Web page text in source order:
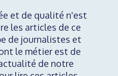
et de qualité n'est
les articles de ce
de journalistes et
le métier est de
de notre